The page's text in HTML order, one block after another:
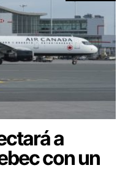
a
con un